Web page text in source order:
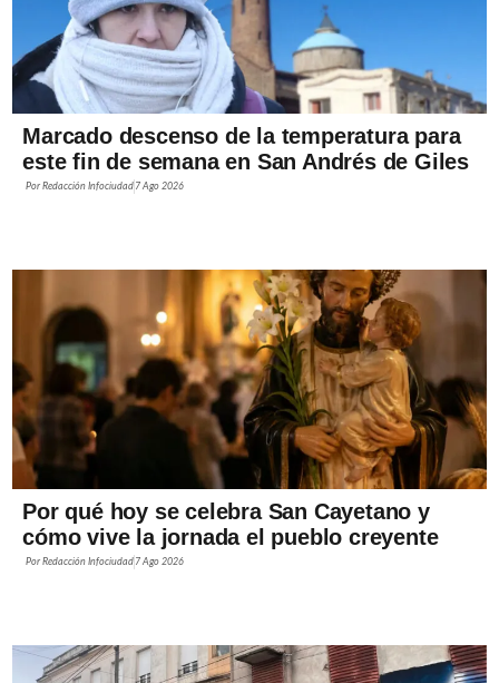
Marcado descenso de la temperatura para
este fin de semana en San Andrés de Giles
PorRedacción Infociudad 7 Ago 2026
Por qué hoy se celebra San Cayetano y
cómo vive la jornada el pueblo creyente
PorRedacción Infociudad 7 Ago 2026